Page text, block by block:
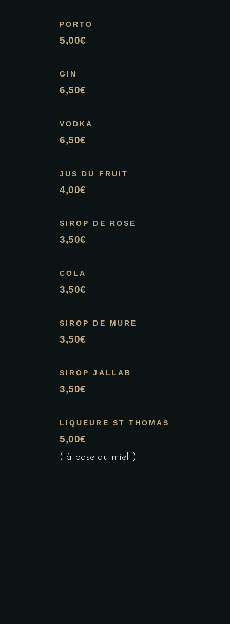
PORTO
5,00€
GIN
6,50€
VODKA
6,50€
JUS DU FRUIT
4,00€
SIROP DE ROSE
3,50€
COLA
3,50€
SIROP DE MURE
3,50€
SIROP JALLAB
3,50€
LIQUEURE ST THOMAS
5,00€
( à base du miel )